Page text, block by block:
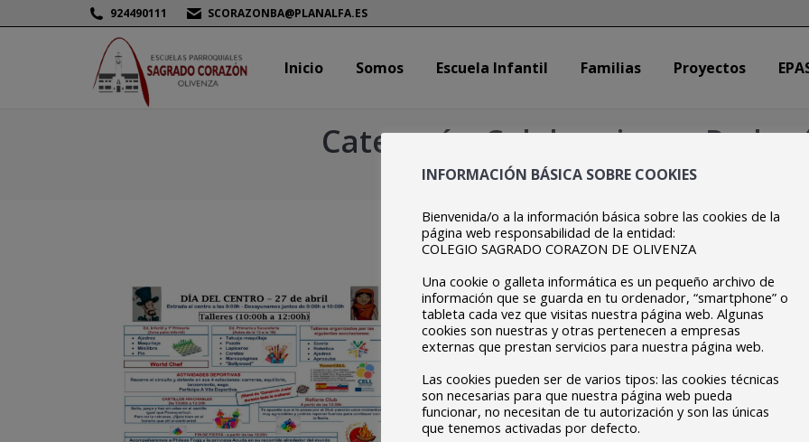
924490111 SCORAZONBA@PLANALFA.ES
Inicio Somos Escuela Infantil Familias Proyectos
Categoría:Celebraciones
Estás aquí:
Inicio Categoría "Celebraciones Pedagógicas"
INFORMACIÓN BÁSICA SOBRE COOKIES
Bienvenida/o a la información básica sobre las cookies de la
página web responsabilidad de la entidad:
COLEGIO SAGRADO CORAZON DE OLIVENZA
Una cookie o galleta informática es un pequeño archivo de
información que se guarda en tu ordenador, “smartphone” o
tableta cada vez que visitas nuestra página web. Algunas
cookies son nuestras y otras pertenecen a empresas
externas que prestan servicios para nuestra página web.
Las cookies pueden ser de varios tipos: las cookies técnicas
son necesarias para que nuestra página web pueda
funcionar, no necesitan de tu autorización y son las únicas
que tenemos activadas por defecto.
Inicio Somos Escuela Infantil Familias Proyectos